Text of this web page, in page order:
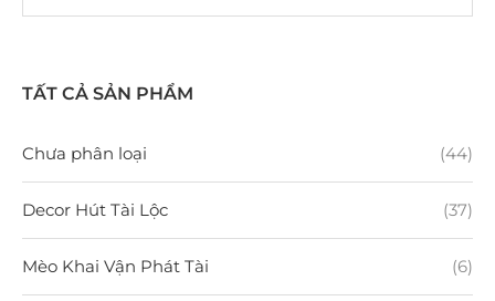
TẤT CẢ SẢN PHẨM
Chưa phân loại (44)
Decor Hút Tài Lộc (37)
Mèo Khai Vận Phát Tài (6)